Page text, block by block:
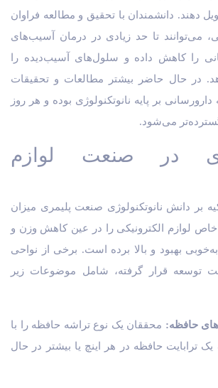
دهند. دانشمندان با تحقیق و مطالعه فراوان
می‌توانند تا حد زیادی در درمان آسیب‌های
را کاهش داده و سلول‌های آسیب‌دیده را
در حال حاضر بیشتر مطالعات و تحقیقات
دارورسانی بر پایه نانوتکنولوژی بوده و هر روز
گسترده‌تر می‌شود.
در صنعت لوازم
بر دانش نانوتکنولوژی صنعت پلیمری میزان
خاص لوازم الکترونیکی را در عین کاهش وزن و
بهبود و بالا برده است. برخی از نواحی
توسعه قرار گرفته، شامل موضوعات زیر
حافظه: محققان یک نوع تراشه حافظه را با
ترابایت حافظه در هر اینچ یا بیشتر در حال